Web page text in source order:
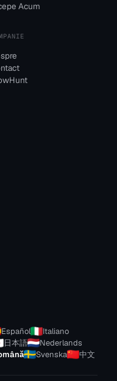
Acum
Español
Italiano
日本語
Nederlands
Svenska 中文